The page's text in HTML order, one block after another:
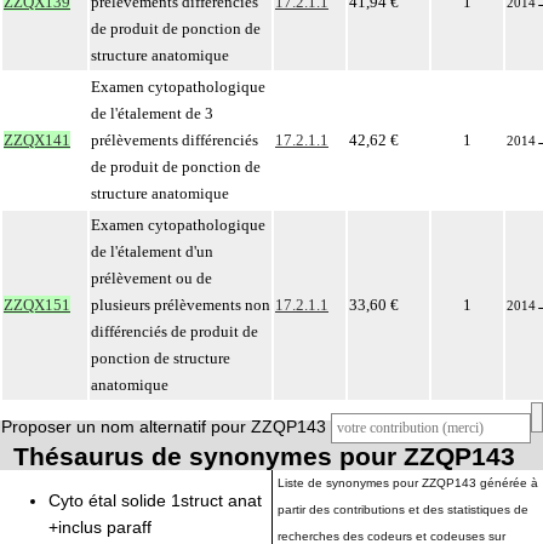
de produit de ponction de
structure anatomique
ZZQX141
Examen cytopathologique
de l'étalement de 3
prélèvements différenciés
de produit de ponction de
structure anatomique
17.2.1.1 42,62 € 1 2014
ZZQX151
Examen cytopathologique
de l'étalement d'un
prélèvement ou de
plusieurs prélèvements non
différenciés de produit de
ponction de structure
anatomique
17.2.1.1 33,60 € 1 2014
Proposer un nom alternatif pour ZZQP143
Thésaurus de synonymes pour ZZQP143
Cyto étal solide 1struct anat
+inclus paraff
Liste de synonymes pour ZZQP143 générée à
partir des contributions et des statistiques de
recherches des codeurs et codeuses sur